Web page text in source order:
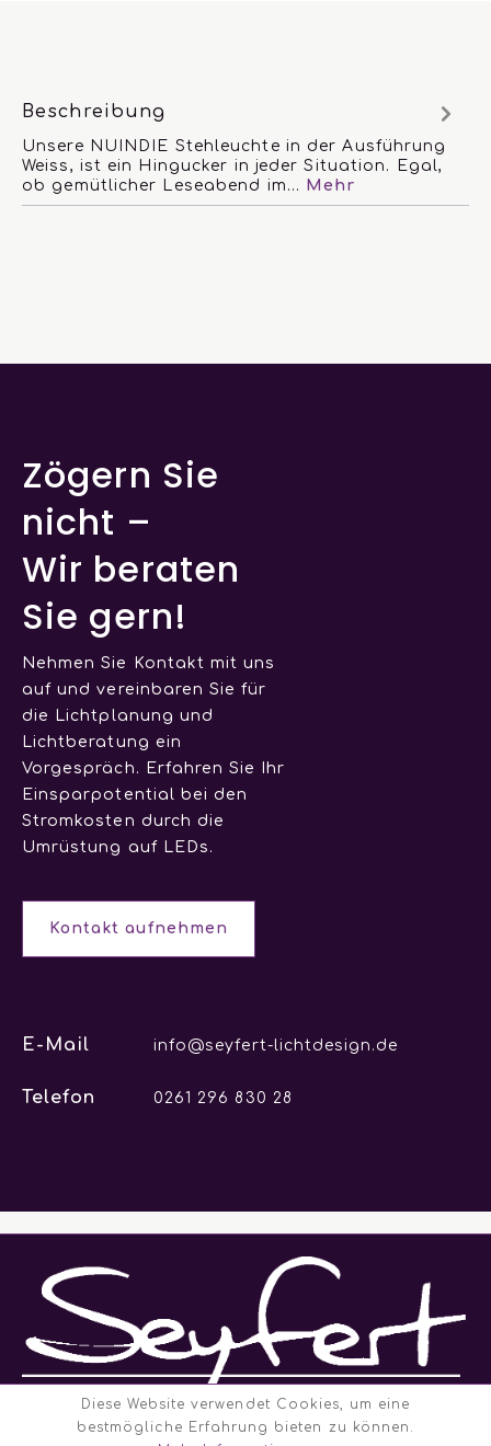
Beschreibung
Unsere NUINDIE Stehleuchte in der Ausführung
Weiss, ist ein Hingucker in jeder Situation. Egal,
ob gemütlicher Leseabend im…
Mehr
Zögern Sie
nicht –
Wir beraten
Sie gern!
Nehmen Sie Kontakt mit uns
auf und vereinbaren Sie für
die Lichtplanung und
Lichtberatung ein
Vorgespräch. Erfahren Sie Ihr
Einsparpotential bei den
Stromkosten durch die
Umrüstung auf LEDs.
Kontakt aufnehmen
E-Mail info@seyfert-lichtdesign.de
Telefon 0261 296 830 28
Diese Website verwendet Cookies, um eine
bestmögliche Erfahrung bieten zu können.